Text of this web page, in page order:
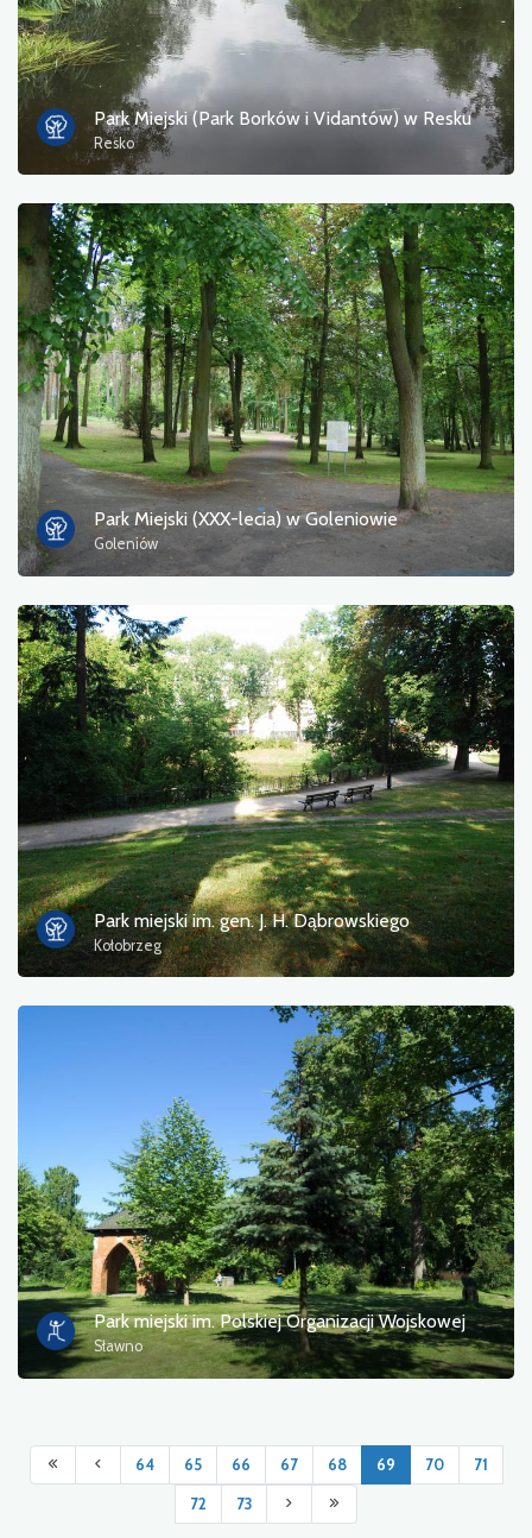
Park Miejski (Park Borków i Vidantów) w Resku
Resko
Park Miejski (XXX-lecia) w Goleniowie
Goleniów
Park miejski im. gen. J. H. Dąbrowskiego
Kołobrzeg
Park miejski im. Polskiej Organizacji Wojskowej
Sławno
64 65 66 67 68 69 70 71
72 73